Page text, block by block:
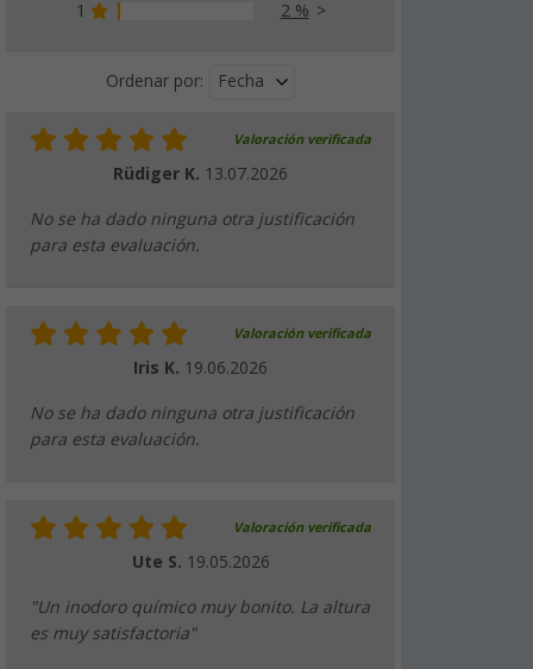
Manguera de descarga de Thetford Porta
Potti con boquilla
15,99€ PVP
Toallitas húmedas Yachticon
4, 99€
1
2 %
Ordenar por: Fecha
Valoración verificada
Rüdiger K. 13.07.2026
No se ha dado ninguna otra justificación
para esta evaluación.
Valoración verificada
Iris K. 19.06.2026
No se ha dado ninguna otra justificación
para esta evaluación.
Valoración verificada
Ute S. 19.05.2026
"Un inodoro químico muy bonito. La altura
es muy satisfactoria"